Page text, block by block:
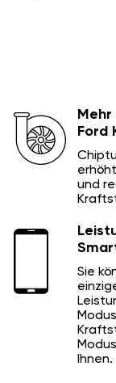
Ford
und
Sie
Ihnen.